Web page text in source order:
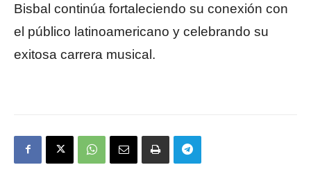
Bisbal continúa fortaleciendo su conexión con
el público latinoamericano y celebrando su
exitosa carrera musical.